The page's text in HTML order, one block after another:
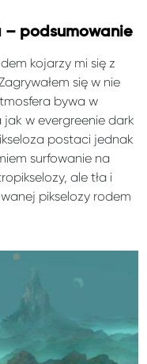
– podsumowanie
kojarzy mi się z
się w nie
bywa w
w evergreenie dark
postaci jednak
surfowanie na
ale tła i
pikselozy rodem